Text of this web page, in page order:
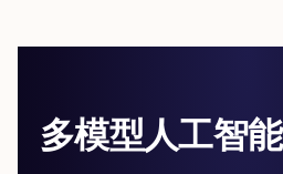
多模型人工智